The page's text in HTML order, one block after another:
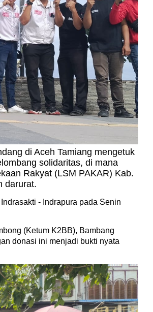
di Aceh Tamiang mengetuk
solidaritas, di mana
Rakyat (LSM PAKAR) Kab.
darurat.
- Indrapura pada Senin
(Ketum K2BB), Bambang
donasi ini menjadi bukti nyata